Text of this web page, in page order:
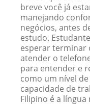
breve você já
manejando
negócios, antes
estudo.
esperar terminar
atender o
para entender e
como um nível
capacidade de
Filipino é a língua